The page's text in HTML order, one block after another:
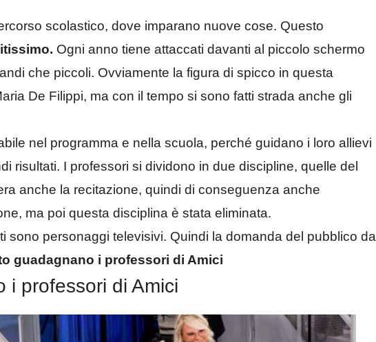
scolastico, dove imparano nuove cose. Questo
Ogni anno tiene attaccati davanti al piccolo schermo
che piccoli. Ovviamente la figura di spicco in questa
De Filippi, ma con il tempo si sono fatti strada anche gli
nel programma e nella scuola, perché guidano i loro allievi
risultati. I professori si dividono in due discipline, quelle del
anche la recitazione, quindi di conseguenza anche
ma poi questa disciplina è stata eliminata.
sono personaggi televisivi. Quindi la domanda del pubblico da
guadagnano i professori di Amici
i professori di Amici